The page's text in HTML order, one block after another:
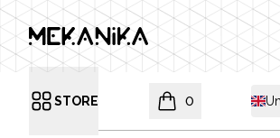
MEKANIKA
Open menu
STORE 0
items in cart, view